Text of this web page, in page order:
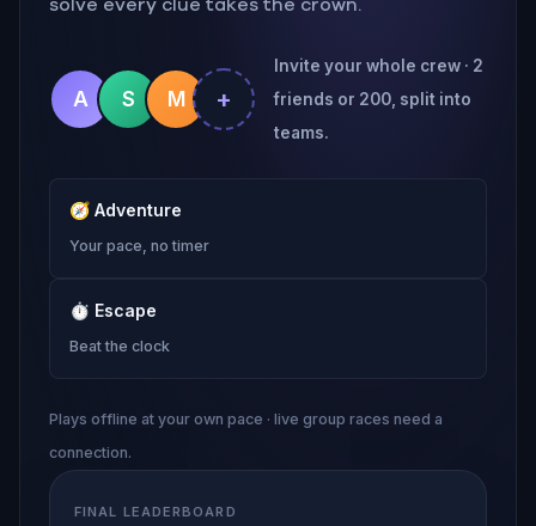
solve every clue takes the crown.
A S M +
Invite your whole crew · 2
friends or 200, split into
teams.
🧭 Adventure
Your pace, no timer
⏱ Escape
Beat the clock
Plays offline at your own pace · live group races need a
connection.
FINAL LEADERBOARD